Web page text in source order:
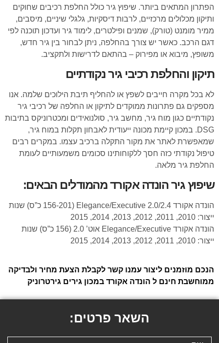
הפתרון המתאים ביותר. שיפוץ גיר כולל החלפת רכיבים שחוקים
ותיקון מכלולים מרכזיים, לרבות דיסקיות, גלגלי שיניים, מיסבים,
ממיר מומנט (טורק), שמנים ופילטרים, לימוד גיר ועדכון תוכנה לפי
דגם הרכב. כאשר יש צורך בהחלפה, ניתן לבחור בין גיר חדש,
משופץ, מיבוא או מפירוק – בהתאם לדרישות ולתקציב.
תיקון והחלפת רכיבי גיר נקודתיים
לא בכל מקרה חייבים לשפץ או להחליף תיבת הילוכים שלמה. אנו
מספקים גם פתרונות ממוקדים לתיקון או החלפה של רכיבי גיר
נקודתיים כגון מוח גיר, מחשב גיר, סולנואידים ומכטרוניקס בתיבות
DSG. במכון קיימת מכונה ייעודית לאבחון תקלות במוח גיר,
שמאפשרת לאתר את מקור התקלה ברכיב עצמו. במקרים רבים
טיפול נקודתי כזה חסך ללקוחותינו סכומים משמעותיים לעומת
החלפת גיר מלאה.
שיפוץ גיר הונדה אקורד מהמודלים הבאים:
הונדה אקורד Elegance/Executive 2.0/2.4 (156-201 כ”ס) שנות
ייצור: 2010, 2011, 2012, 2013, 2014, 2015
הונדה אקורד Elegance/Executive אוט’ 2.0 (156 כ”ס) שנות
ייצור: 2010, 2011, 2012, 2013, 2014, 2015
הנכם מוזמנים ליצור עמנו קשר לקבלת הצעת מחיר ולבדיקה
ממוחשבת חינם ל הונדה אקורד במכון גירים גירטרוניק
השאר פרטים: